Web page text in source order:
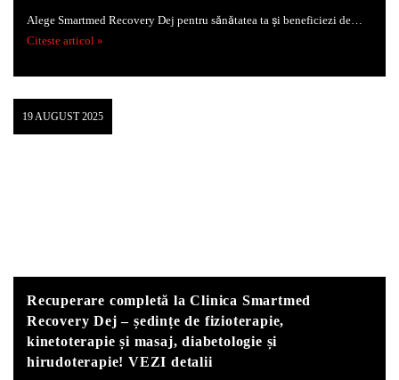
Alege Smartmed Recovery Dej pentru sănătatea ta și beneficiezi de…
Citeste articol »
19 AUGUST 2025
Recuperare completă la Clinica Smartmed
Recovery Dej – ședințe de fizioterapie,
kinetoterapie și masaj, diabetologie și
hirudoterapie! VEZI detalii